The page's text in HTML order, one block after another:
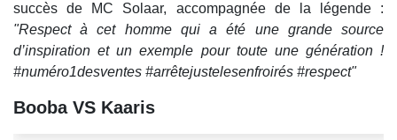
succès de MC Solaar, accompagnée de la légende :
"Respect à cet homme qui a été une grande source
d’inspiration et un exemple pour toute une génération !
#numéro1desventes #arrêtejustelesenfroirés #respect"
Booba VS Kaaris